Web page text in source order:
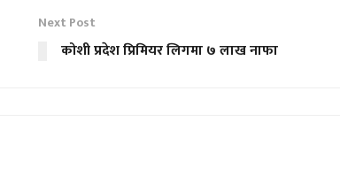
Next Post
कोशी प्रदेश प्रिमियर लिगमा ७ लाख नाफा